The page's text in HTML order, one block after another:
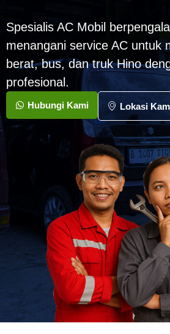
Spesialis AC Mobil
menangani service AC untuk
berat, bus, dan truk Hino
profesional.
Hubungi Kami Lokasi